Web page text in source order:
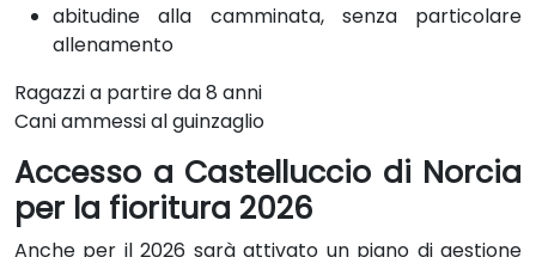
abitudine alla camminata, senza particolare
allenamento
Ragazzi a partire da 8 anni
Cani ammessi al guinzaglio
Accesso a Castelluccio di Norcia
per la fioritura 2026
Anche per il 2026 sarà attivato un piano di gestione